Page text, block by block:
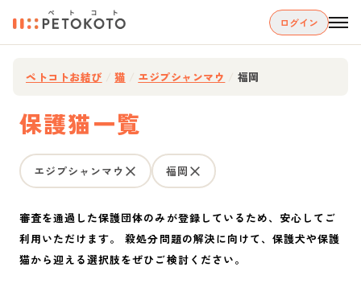
ログイン
ペトコトお結び 猫 エジプシャンマウ 福岡
保護猫一覧
エジプシャンマウ 福岡
審査を通過した保護団体のみが登録しているため、安心してご
利用いただけます。 殺処分問題の解決に向けて、保護犬や保護
猫から迎える選択肢をぜひご検討ください。